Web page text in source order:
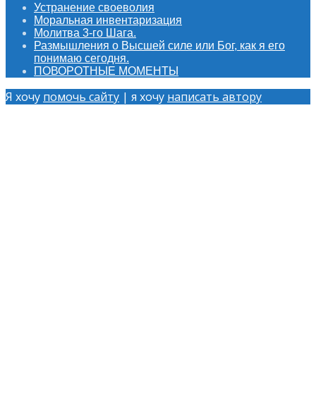
Устранение своеволия
Моральная инвентаризация
Молитва 3-го Шага.
Размышления о Высшей силе или Бог, как я его
понимаю сегодня.
ПОВОРОТНЫЕ МОМЕНТЫ
Я хочу помочь сайту | я хочу написать автору